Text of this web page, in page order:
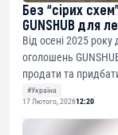
Без “сірих
GUNSHUB для
Від осені 2025
оголошень
продати та
#Україна
17 Лютого, 202612:20